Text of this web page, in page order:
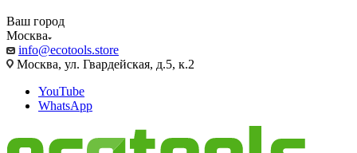
Ваш город
Москва
info@ecotools.store
Москва, ул. Гвардейская, д.5, к.2
YouTube
WhatsApp